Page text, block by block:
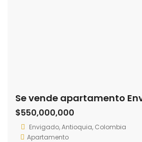
$550,000,000
Envigado, Antioquia, Colombia
Apartamento